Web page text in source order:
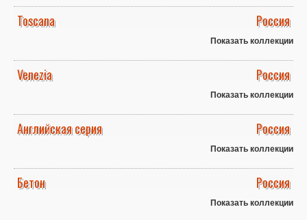
Toscana Россия
Показать коллекции
Venezia Россия
Показать коллекции
Английская серия Россия
Показать коллекции
Бетон Россия
Показать коллекции